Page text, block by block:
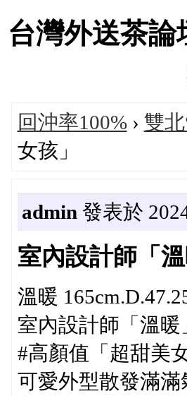
台灣外送茶
回沖率100%› 雙
女孩」
admin 發表於
室內設計師「
溫暖
室內設計師「溫暖
#高顏值「超甜美女
可愛外型散發滿